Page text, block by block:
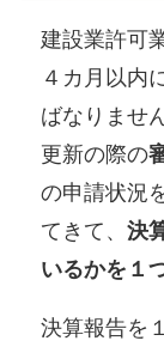
建設業許可
４カ月以内
ばなりませ
更新の際の
の申請状況
てきて、決
いるかを１
決算報告を